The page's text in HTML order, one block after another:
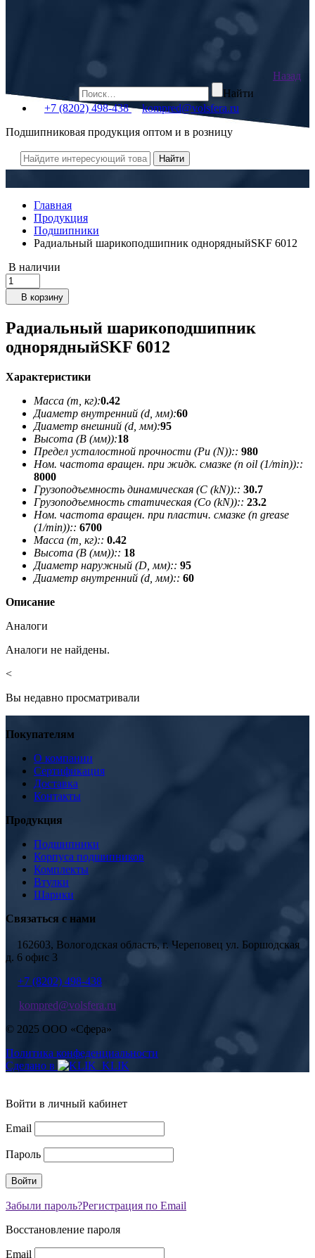
Назад
Найти
+7 (8202) 498-438
kompred@volsfera.ru
Подшипниковая продукция оптом и в розницу
Главная
Продукция
Подшипники
Радиальный шарикоподшипник однорядныйSKF 6012
В наличии
В корзину
Радиальный шарикоподшипник
однорядныйSKF 6012
Характеристики
Масса (m, кг):0.42
Диаметр внутренний (d, мм):60
Диаметр внешний (d, мм):95
Высота (В (мм)):18
Предел усталостной прочности (Pu (N)):: 980
Ном. частота вращен. при жидк. смазке (n oil (1/min))::
8000
Грузоподъемность динамическая (C (kN)):: 30.7
Грузоподъемность статическая (Co (kN)):: 23.2
Ном. частота вращен. при пластич. смазке (n grease
(1/min)):: 6700
Масса (m, кг):: 0.42
Высота (В (мм)):: 18
Диаметр наружный (D, мм):: 95
Диаметр внутренний (d, мм):: 60
Описание
Аналоги
Аналоги не найдены.
<
Вы недавно просматривали
Покупателям
О компании
Сертификация
Доставка
Контакты
Продукция
Подшипники
Корпуса подшипников
Комплекты
Втулки
Шарики
Связаться с нами
162603, Вологодская область, г. Череповец ул. Боршодская
д. 6 офис 3
+7 (8202) 498-438
kompred@volsfera.ru
© 2025 ООО «Сфера»
Политика конфеденциальности
Сделано в
Войти в личный кабинет
Email
Пароль
Забыли пароль?Регистрация по Email
Восстановление пароля
Email